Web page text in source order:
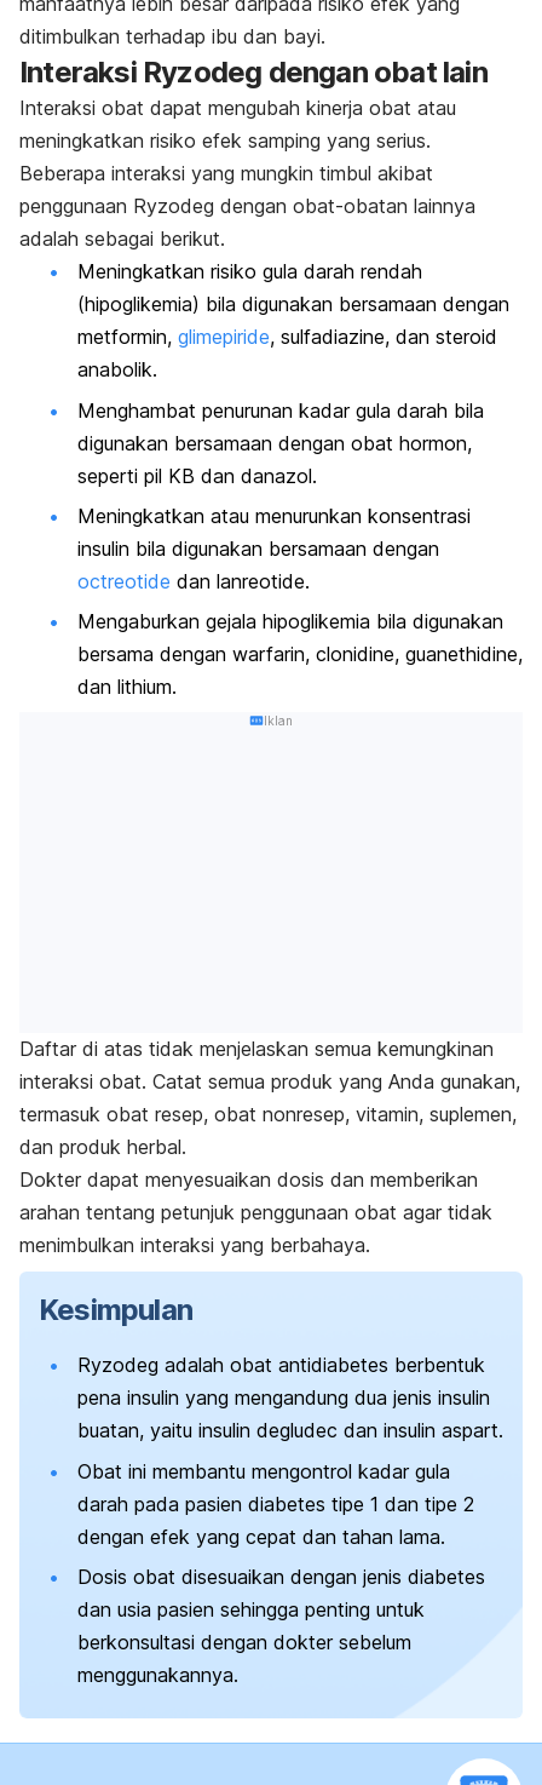
ditimbulkan terhadap ibu dan bayi.
Interaksi Ryzodeg dengan obat lain
Interaksi obat dapat mengubah kinerja obat atau
meningkatkan risiko efek samping yang serius.
Beberapa interaksi yang mungkin timbul akibat
penggunaan Ryzodeg dengan obat-obatan lainnya
adalah sebagai berikut.
Meningkatkan risiko gula darah rendah
(hipoglikemia) bila digunakan bersamaan dengan
metformin, glimepiride, sulfadiazine, dan steroid
anabolik.
Menghambat penurunan kadar gula darah bila
digunakan bersamaan dengan obat hormon,
seperti pil KB dan danazol.
Meningkatkan atau menurunkan konsentrasi
insulin bila digunakan bersamaan dengan
octreotide dan lanreotide.
Mengaburkan gejala hipoglikemia bila digunakan
bersama dengan warfarin, clonidine, guanethidine,
dan lithium.
Iklan
Daftar di atas tidak menjelaskan semua kemungkinan
interaksi obat. Catat semua produk yang Anda gunakan,
termasuk obat resep, obat nonresep, vitamin, suplemen,
dan produk herbal.
Dokter dapat menyesuaikan dosis dan memberikan
arahan tentang petunjuk penggunaan obat agar tidak
menimbulkan interaksi yang berbahaya.
Kesimpulan
Ryzodeg adalah obat antidiabetes berbentuk
pena insulin yang mengandung dua jenis insulin
buatan, yaitu insulin degludec dan insulin aspart.
Obat ini membantu mengontrol kadar gula
darah pada pasien diabetes tipe 1 dan tipe 2
dengan efek yang cepat dan tahan lama.
Dosis obat disesuaikan dengan jenis diabetes
dan usia pasien sehingga penting untuk
berkonsultasi dengan dokter sebelum
menggunakannya.